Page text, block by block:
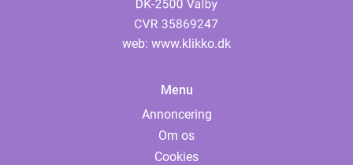
web: www.klikko.dk
Menu
Annoncering
Om os
Cookies